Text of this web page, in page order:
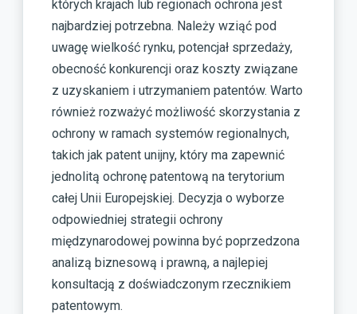
których krajach lub regionach ochrona jest
najbardziej potrzebna. Należy wziąć pod
uwagę wielkość rynku, potencjał sprzedaży,
obecność konkurencji oraz koszty związane
z uzyskaniem i utrzymaniem patentów. Warto
również rozważyć możliwość skorzystania z
ochrony w ramach systemów regionalnych,
takich jak patent unijny, który ma zapewnić
jednolitą ochronę patentową na terytorium
całej Unii Europejskiej. Decyzja o wyborze
odpowiedniej strategii ochrony
międzynarodowej powinna być poprzedzona
analizą biznesową i prawną, a najlepiej
konsultacją z doświadczonym rzecznikiem
patentowym.